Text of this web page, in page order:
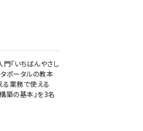
『いちばんやさし
ポータルの教本
業務で使える
築の基本』を3名